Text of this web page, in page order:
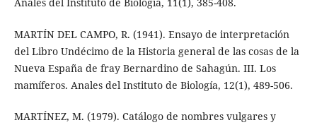
Anales del Instituto de Biología, 11(1), 385-408.
MARTÍN DEL CAMPO, R. (1941). Ensayo de interpretación
del Libro Undécimo de la Historia general de las cosas de la
Nueva España de fray Bernardino de Sahagún. III. Los
mamíferos. Anales del Instituto de Biología, 12(1), 489-506.
MARTÍNEZ, M. (1979). Catálogo de nombres vulgares y